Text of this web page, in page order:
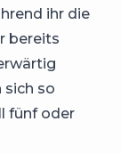
ihr die
bereits
sich so
fünf oder